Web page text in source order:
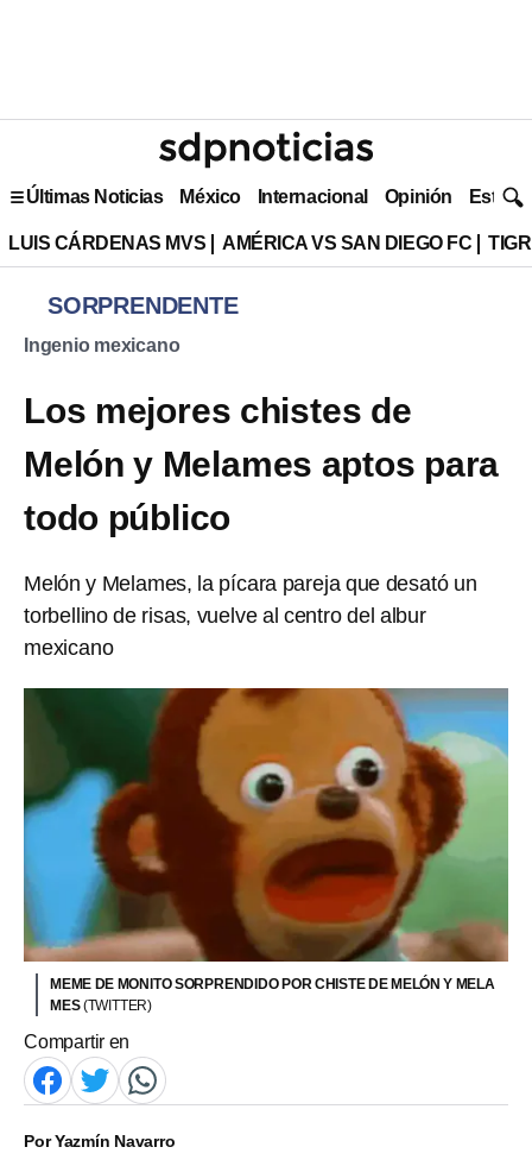
Últimas Noticias México Internacional Opinión Estilo
LUIS CÁRDENAS MVS AMÉRICA VS SAN DIEGO FC
SORPRENDENTE
Ingenio mexicano
Los mejores chistes de
Melón y Melames aptos para
todo público
Melón y Melames, la pícara pareja que desató un
torbellino de risas, vuelve al centro del albur
mexicano
MEME DE MONITO SORPRENDIDO POR CHISTE DE MELÓN Y MELA
MES(TWITTER)
Compartir en
PorYazmín Navarro